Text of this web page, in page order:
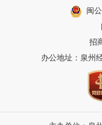
闽
招
办公地址：泉州